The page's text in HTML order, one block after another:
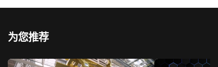
为您推荐